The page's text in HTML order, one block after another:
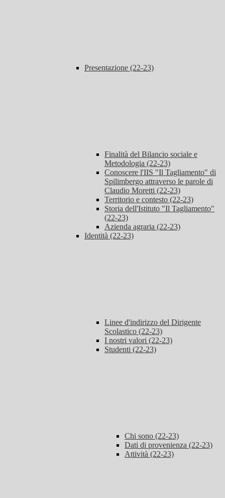
Presentazione (22-23)
Finalità del Bilancio sociale e
Metodologia (22-23)
Conoscere l'IIS "Il Tagliamento" di
Spilimbergo attraverso le parole di
Claudio Moretti (22-23)
Territorio e contesto (22-23)
Storia dell'Istituto "Il Tagliamento"
(22-23)
Azienda agraria (22-23)
Identità (22-23)
Linee d'indirizzo del Dirigente
Scolastico (22-23)
I nostri valori (22-23)
Studenti (22-23)
Chi sono (22-23)
Dati di provenienza (22-23)
Attività (22-23)